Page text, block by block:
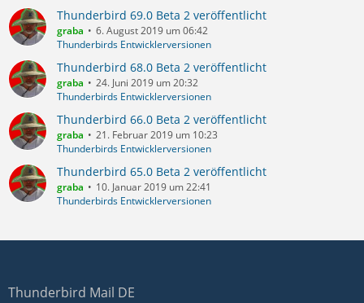
Thunderbird 69.0 Beta 2 veröffentlicht
graba
6. August 2019 um 06:42
Thunderbirds Entwicklerversionen
Thunderbird 68.0 Beta 2 veröffentlicht
graba
24. Juni 2019 um 20:32
Thunderbirds Entwicklerversionen
Thunderbird 66.0 Beta 2 veröffentlicht
graba
21. Februar 2019 um 10:23
Thunderbirds Entwicklerversionen
Thunderbird 65.0 Beta 2 veröffentlicht
graba
10. Januar 2019 um 22:41
Thunderbirds Entwicklerversionen
Thunderbird Mail DE